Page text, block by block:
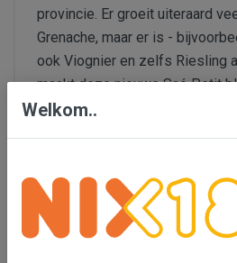
provincie. Er groeit uiteraard
Grenache, maar er is -
ook Viognier en zelfs Riesling
maakt deze nieuwe Saó Petit
speciaal: de wijn is zacht en
Welkom..